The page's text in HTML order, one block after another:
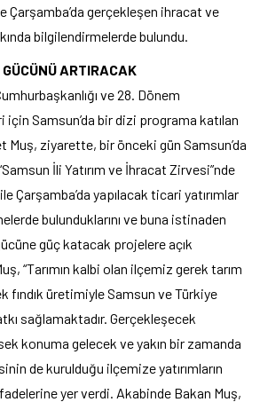
Çarşamba’da gerçekleşen ihracat ve
bilgilendirmelerde bulundu.
ARTIRACAK
ve 28. Dönem
Samsun’da bir dizi programa katılan
Muş, ziyarette, bir önceki gün Samsun’da
İli Yatırım ve İhracat Zirvesi”nde
Çarşamba’da yapılacak ticari yatırımlar
bulunduklarını ve buna istinaden
güç katacak projelere açık
“Tarımın kalbi olan ilçemiz gerek tarım
fındık üretimiyle Samsun ve Türkiye
sağlamaktadır. Gerçekleşecek
konuma gelecek ve yakın bir zamanda
de kurulduğu ilçemize yatırımların
yer verdi. Akabinde Bakan Muş,